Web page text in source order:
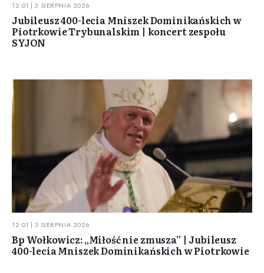
12:01 | 3 SIERPNIA 2026
Jubileusz 400-lecia Mniszek Dominikańskich w
Piotrkowie Trybunalskim | koncert zespołu
SYJON
12:01 | 3 SIERPNIA 2026
Bp Wołkowicz: „Miłość nie zmusza” | Jubileusz
400-lecia Mniszek Dominikańskich w Piotrkowie